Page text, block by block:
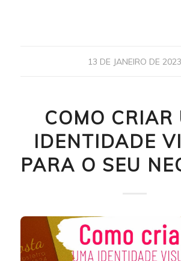
13 DE JANEIRO DE 2023
COMO CRIAR
IDENTIDADE
PARA O SEU